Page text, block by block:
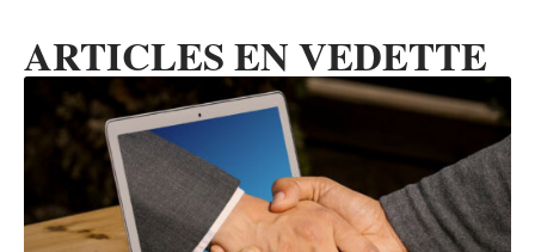
ARTICLES EN VEDETTE